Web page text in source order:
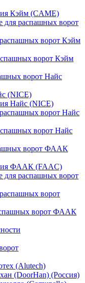
Кэйм (CAME)
распашных ворот
ворот Кэйм
ворот Кэйм
ворот Найс
(NICE)
Найс (NICE)
ворот Найс
ворот Найс
ворот ФААК
ФААК (FAAC)
распашных ворот
ворот
ворот ФААК
(Alutech)
(DoorHan) (Россия)